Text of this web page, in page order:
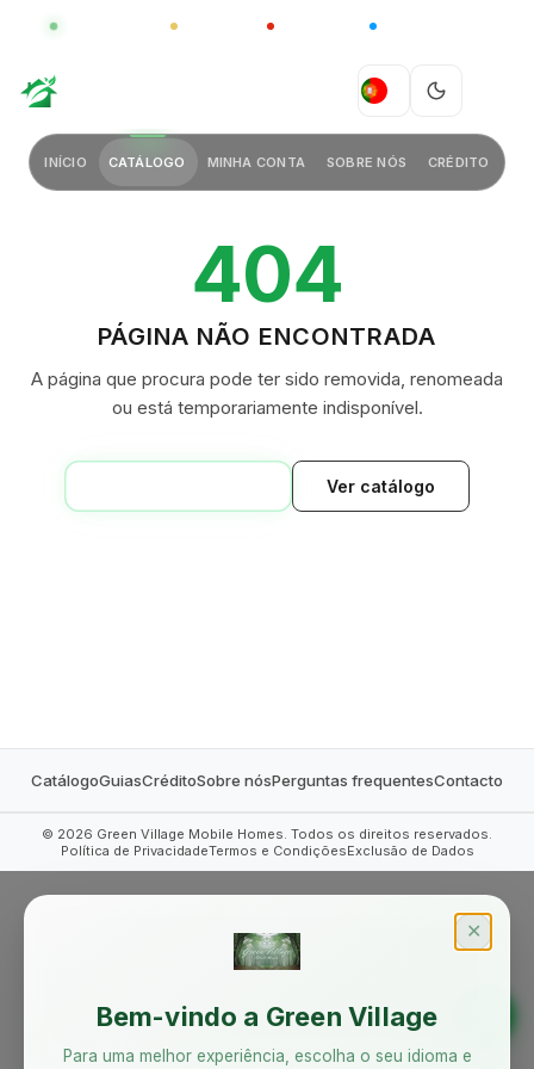
GLOBAL CHINA
PT
INÍCIO CATÁLOGO MINHA CONTA SOBRE NÓS CRÉDITO
404
PÁGINA NÃO ENCONTRADA
A página que procura pode ter sido removida, renomeada
ou está temporariamente indisponível.
Ver catálogo
CatálogoGuiasCréditoSobre nósPerguntas frequentesContacto
© 2026 Green Village Mobile Homes. Todos os direitos reservados.
Política de PrivacidadeTermos e CondiçõesExclusão de Dados
✕
Bem-vindo a Green Village
Para uma melhor experiência, escolha o seu idioma e